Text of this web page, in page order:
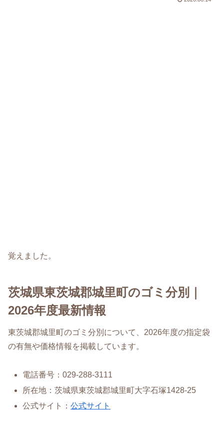
覚えました。
茨城県東茨城郡城里町のゴミ分別｜
2026年度最新情報
東茨城郡城里町のゴミ分別について、2026年度の指定袋
の有無や価格情報を掲載しています。
電話番号：029-288-3111
所在地：茨城県東茨城郡城里町大字石塚1428-25
公式サイト：公式サイト